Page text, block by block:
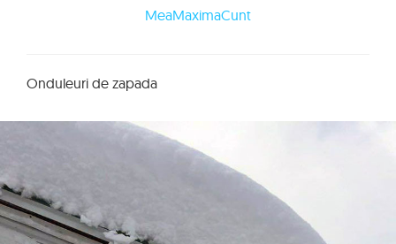
MeaMaximaCunt
Onduleuri de zapada